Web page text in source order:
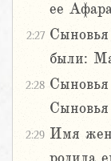
ее
2:27
были:
2:28
2:29 Имя